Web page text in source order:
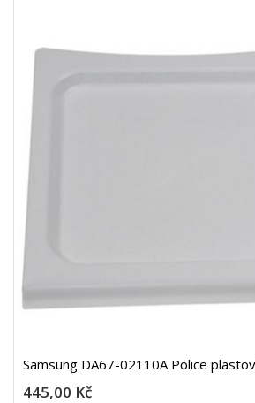
Samsung DA67-02110A Police
445,00 Kč